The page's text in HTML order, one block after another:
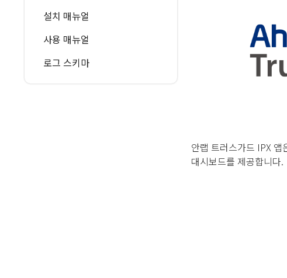
설치 매뉴얼
사용 매뉴얼
로그 스키마
안랩 트러스가드 IPX
대시보드를 제공합니다.